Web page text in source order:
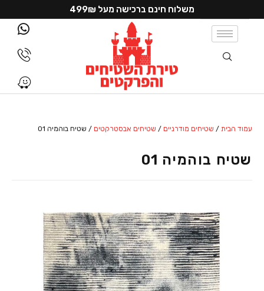
משלוח חינם ברכישה מעל 499₪
עמוד הבית / שטיחים מודרניים / שטיחים אבסטרקטים / שטיח בוהמיה 01
שטיח בוהמיה 01